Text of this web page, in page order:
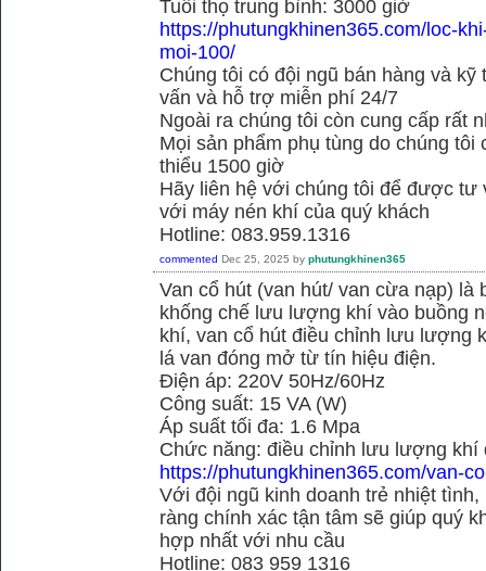
Tuổi thọ trung bình: 3000 giờ
https://phutungkhinen365.com/loc-
moi-100/
Chúng tôi có đội ngũ bán hàng và
vấn và hỗ trợ miễn phí 24/7
Ngoài ra chúng tôi còn cung cấp rất
Mọi sản phẩm phụ tùng do chúng
thiểu 1500 giờ
Hãy liên hệ với chúng tôi để được tư
với máy nén khí của quý khách
Hotline: 083.959.1316
commented Dec 25, 2025 by phutungkhinen365
Van cổ hút (van hút/ van cừa nạp) là
khống chế lưu lượng khí vào buồng
khí, van cổ hút điều chỉnh lưu lượng
lá van đóng mở từ tín hiệu điện.
Điện áp: 220V 50Hz/60Hz
Công suất: 15 VA (W)
Áp suất tối đa: 1.6 Mpa
Chức năng: điều chỉnh lưu lượng khí
https://phutungkhinen365.com/van-
Với đội ngũ kinh doanh trẻ nhiệt
ràng chính xác tận tâm sẽ giúp quý
hợp nhất với nhu cầu
Hotline: 083 959 1316